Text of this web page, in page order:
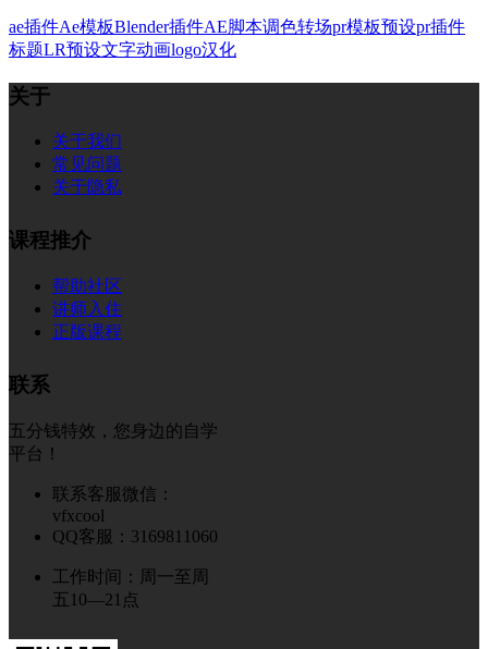
ae插件Ae模板Blender插件AE脚本调色转场pr模板预设pr插件
标题LR预设文字动画logo汉化
关于
关于我们
常见问题
关于隐私
课程推介
帮助社区
讲师入住
正版课程
联系
五分钱特效，您身边的自学
平台！
联系客服微信：
vfxcool
QQ客服：3169811060
工作时间：周一至周
五10—21点